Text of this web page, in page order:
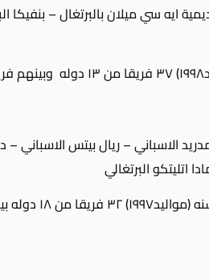
ايه سي ميلان بالبرتغال – بنفيكا
الاسباني – ريال بيتس الاسباني –
اتليتكو البرتغالي